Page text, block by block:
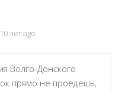
10 лет ago
Волго-Донского
прямо не проедешь,